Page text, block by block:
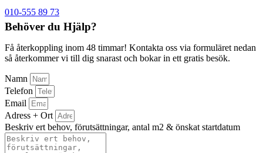
010-555 89 73
Behöver du Hjälp?
Få återkoppling inom 48 timmar! Kontakta oss via formuläret nedan
så återkommer vi till dig snarast och bokar in ett gratis besök.
Namn
Telefon
Email
Adress + Ort
Beskriv ert behov, förutsättningar, antal m2 & önskat startdatum